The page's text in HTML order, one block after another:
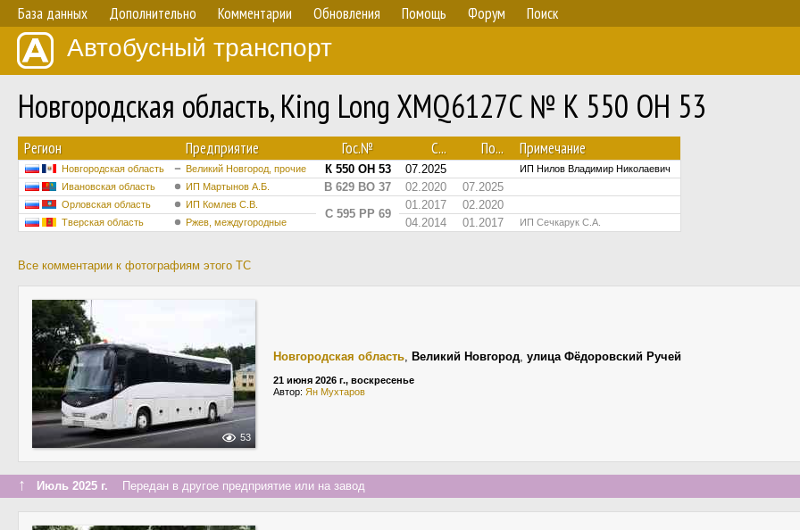
База данных Дополнительно Комментарии Обновления Помощь Форум Поиск
Автобусный транспорт
Новгородская область, King Long XMQ6127C № К 550 ОН 53
Регион Предприятие Гос.№ С... По... Примечание
Новгородская область Великий Новгород, прочие К 550 ОН 53 07.2025
ИП Нилов Владимир Николаевич⁠
Ивановская область
ИП Мартынов А.Б. В 629 ВО 37 02.2020 07.2025
Орловская область ИП Комлев С.В.
С 595 РР 69
01.2017 02.2020
Тверская область Ржев, междугородные 04.2014 01.2017 ИП Сечкарук С.А.
Все комментарии к фотографиям этого ТС
53
Новгородская область, Великий Новгород, улица Фёдоровский Ручей
21 июня 2026 г., воскресенье
Автор: Ян Мухтаров
↑ Июль 2025 г. Передан в другое предприятие или на завод